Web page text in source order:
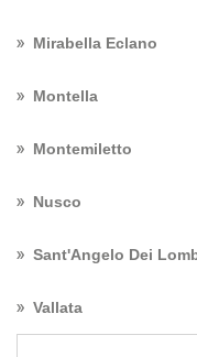
Mirabella Eclano
Montella
Montemiletto
Nusco
Sant'Angelo Dei
Vallata